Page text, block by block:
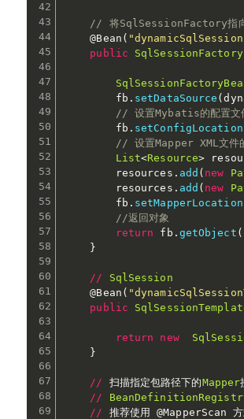
// 将SqlSessionFactory指向
@Bean (
public
SqlSessionFactory
        fb
. setDataSource (
// 设置Mybatis的配置文
        fb
. setConfigLocation
// 设置Mapper XML文件
List<Resource>
        resources
. add ( new
        resources
. add ( new
        fb
.
//返回对象
return fb . getObject (
}
/ /
SqlSession
@Bean (
public
return new
}
/ / 扫描指定包路径下的Mapper
/ /
/ / 推荐使用 @MapperScan